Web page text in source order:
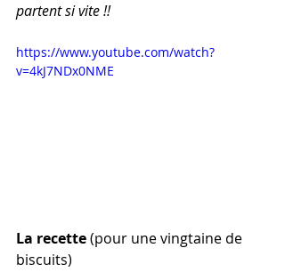
partent si vite !!
https://www.youtube.com/watch?
v=4kJ7NDx0NME
La recette (pour une vingtaine de
biscuits)